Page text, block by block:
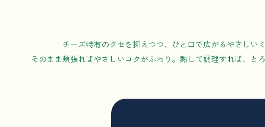
チーズ特有のクセを抑えつつ、ひと口で広がるやさしい
そのまま頬張ればやさしいコクがふわり。熱して調理すれば、と